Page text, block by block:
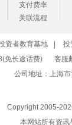
支付费率
关联流程
资者教育基地 投
免长途话费)
客服
公司地址：上海
Copyright 2005-
本网站所有资讯